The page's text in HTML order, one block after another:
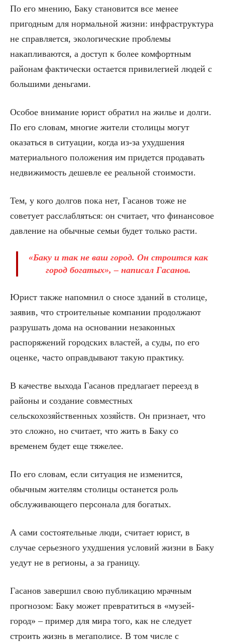
По его мнению, Баку становится все менее
пригодным для нормальной жизни: инфраструктура
не справляется, экологические проблемы
накапливаются, а доступ к более комфортным
районам фактически остается привилегией людей с
большими деньгами.
Особое внимание юрист обратил на жилье и долги.
По его словам, многие жители столицы могут
оказаться в ситуации, когда из-за ухудшения
материального положения им придется продавать
недвижимость дешевле ее реальной стоимости.
Тем, у кого долгов пока нет, Гасанов тоже не
советует расслабляться: он считает, что финансовое
давление на обычные семьи будет только расти.
«Баку и так не ваш город. Он строится как
город богатых», – написал Гасанов.
Юрист также напомнил о сносе зданий в столице,
заявив, что строительные компании продолжают
разрушать дома на основании незаконных
распоряжений городских властей, а суды, по его
оценке, часто оправдывают такую практику.
В качестве выхода Гасанов предлагает переезд в
районы и создание совместных
сельскохозяйственных хозяйств. Он признает, что
это сложно, но считает, что жить в Баку со
временем будет еще тяжелее.
По его словам, если ситуация не изменится,
обычным жителям столицы останется роль
обслуживающего персонала для богатых.
А сами состоятельные люди, считает юрист, в
случае серьезного ухудшения условий жизни в Баку
уедут не в регионы, а за границу.
Гасанов завершил свою публикацию мрачным
прогнозом: Баку может превратиться в «музей-
город» – пример для мира того, как не следует
строить жизнь в мегаполисе. В том числе с